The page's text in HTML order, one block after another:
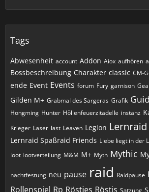
Tags
Abwesenheit account Addon Aiox aufhören
Bossbeschreibung Charakter classic CM-
ende Event Events forum Fury garnison
Gilden M+ Grabmal des Sargeras Grafik
Hongming Hunter Höllenfeuerzitadelle instanz
Krieger Laser last Leaven Legion Lernraid
Lernraid Spaßraid Friends Liebe liegt in der
loot lootverteilung M&M M+ Myth Mythic
nachtfestung neu pause raid Raidpause
Rollenspiel Rp Rösties Röstis Satzung